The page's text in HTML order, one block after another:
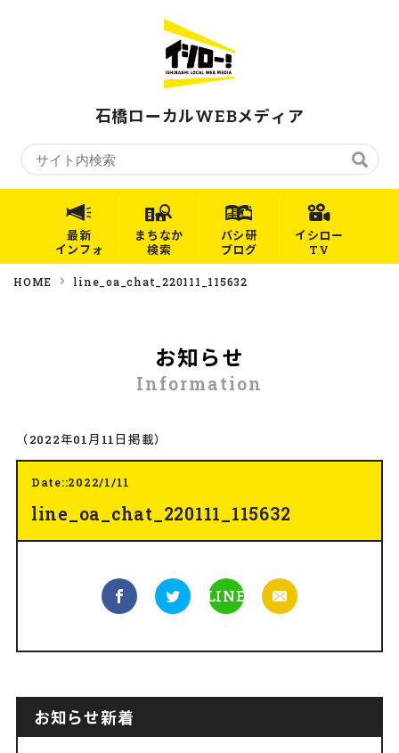
石橋ローカルWEBメディア
最新
インフォ
まちなか
検索
バシ研
ブログ
イシロー
TV
HOME line_oa_chat_220111_115632
お知らせ
Information
（2022年01月11日掲載）
Date::2022/1/11
line_oa_chat_220111_115632
LINE
お知らせ新着